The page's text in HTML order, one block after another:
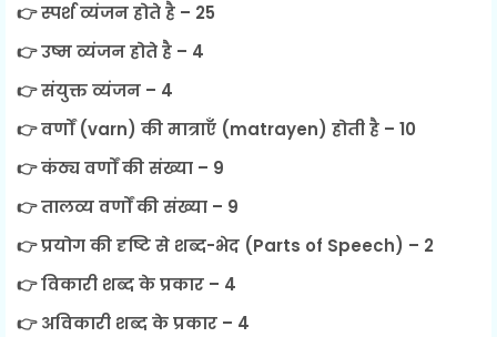
👉 स्पर्श व्यंजन होते है – 25
👉 उष्म व्यंजन होते है – 4
👉 संयुक्त व्यंजन – 4
👉 वर्णों (varn) की मात्राएँ (matrayen) होती है – 10
👉 कंठ्य वर्णों की संख्या – 9
👉 तालव्य वर्णों की संख्या – 9
👉 प्रयोग की दृष्टि से शब्द-भेद (Parts of Speech) – 2
👉 विकारी शब्द के प्रकार – 4
👉 अविकारी शब्द के प्रकार – 4